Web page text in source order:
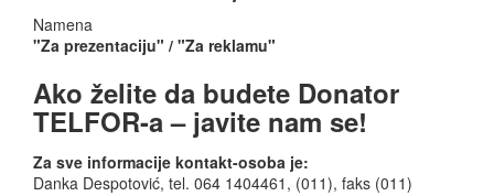
Namena
"Za prezentaciju" / "Za reklamu"
Ako želite da budete Donator
TELFOR-a – javite nam se!
Za sve informacije kontakt-osoba je:
Danka Despotović, tel. 064 1404461, (011), faks (011)